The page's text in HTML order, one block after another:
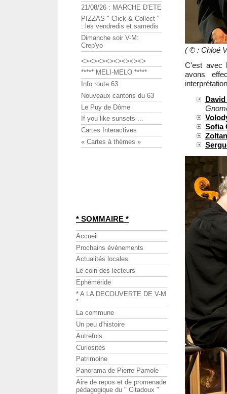
( © : Chloé
C'est
avons
Sofia
21/08/26 : MARCHE D'ETE
PIZZAS " Click & Collect "
: les vendredis et samedis
Dimanche soir V-M:
Crep'yo
<><><><><><><><>
***** MELI-MELO *****
Info route 63
Nouveaux cantons du 63
Le Puy de Dôme
If you like sunsets ...
Cartes Interactives
« Cartes à thèmes »
* SOMMAIRE *
Accueil
Prochains événements
Actualités locales
Le coin des lecteurs
Ephéméride
* A LA DECOUVERTE DE V-M
*
La commune
Un peu d'histoire
Autrefois
Curiosités
Patrimoine
Panorama de Pierre Pamole
Aire de repos et de promenade
pédagogique du " Citadoux "